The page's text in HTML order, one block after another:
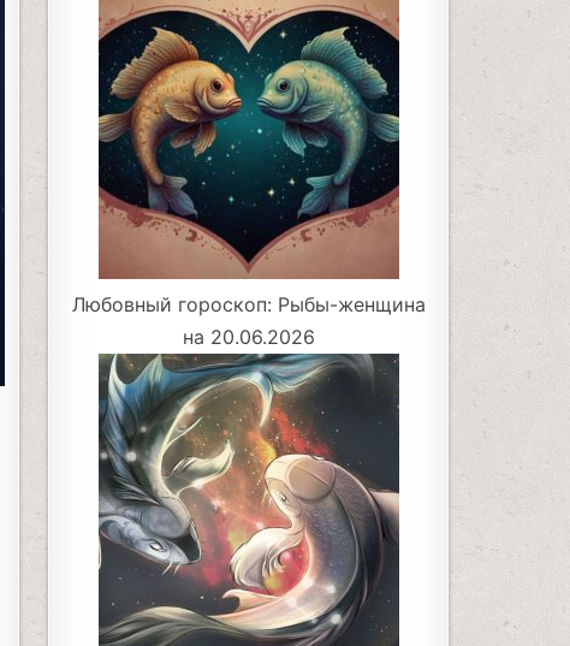
Любовный гороскоп: Рыбы-женщина
на 20.06.2026